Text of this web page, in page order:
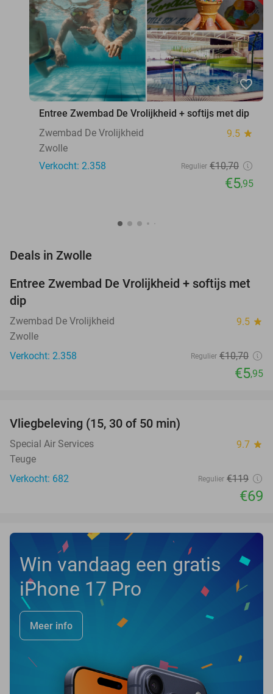
favorite_border
Entree Zwembad De Vrolijkheid + softijs met dip
Zwembad De Vrolijkheid
9.5 star
Zwolle
Verkocht: 2.358
Regulier €10,70
€5,95
Deals in Zwolle
44%
Entree Zwembad De Vrolijkheid + softijs met
dip
Zwembad De Vrolijkheid 9.5 star
Zwolle
Verkocht: 2.358
Regulier €10,70
€5,95
NEW
TODAY
Vliegbeleving (15, 30 of 50 min)
Special Air Services 9.7 star
Teuge
Verkocht: 682
Regulier €119
€69
Win vandaag een gratis
iPhone 17 Pro
Meer info